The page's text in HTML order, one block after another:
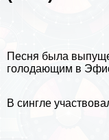
Песня была
голодающим в
В сингле